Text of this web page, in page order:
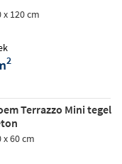
120 cm
2
Terrazzo Mini tegel
60 cm